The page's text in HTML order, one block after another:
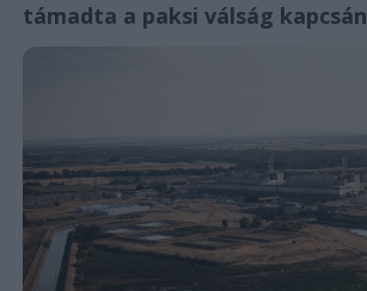
támadta a paksi válság kapcsán